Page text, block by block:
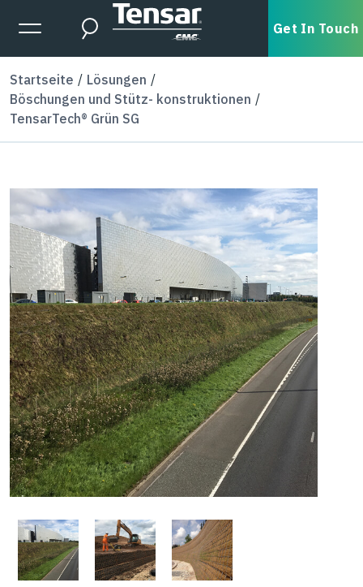
Skip to main content
Expanded Menu Toggle
Search Get In Touch
Startseite
Lösungen
Böschungen und Stütz- konstruktionen
TensarTech® Grün SG